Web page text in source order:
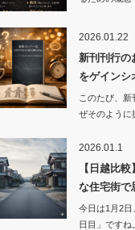
2026.01.22
新刊刊行の
をゲイン
このたび、新
ぜそのように
2026.01.1
【日越比
な住宅街で
今日は1月2日
日目」ですね